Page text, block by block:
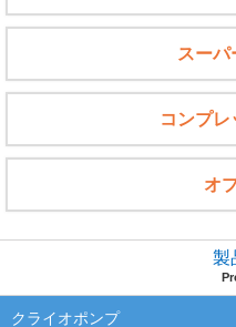
製
クライオポンプ
スーパ
コンプレ
オ